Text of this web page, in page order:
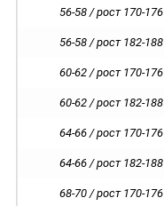
56-58 / рост 170-176
56-58 / рост 182-188
60-62 / рост 170-176
60-62 / рост 182-188
64-66 / рост 170-176
64-66 / рост 182-188
68-70 / рост 170-176